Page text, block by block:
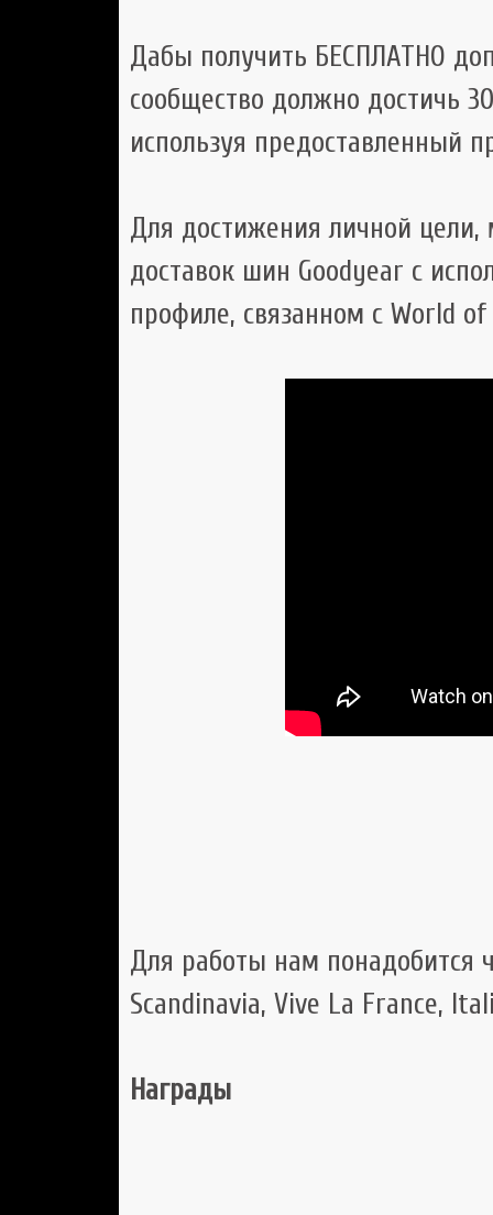
Дабы получить БЕСПЛАТНО
сообщество должно достичь
используя предоставленный
Для достижения личной
доставок шин Goodyear с
профиле, связанном с World
Для работы нам понадобится
Scandinavia, Vive La France,
Награды